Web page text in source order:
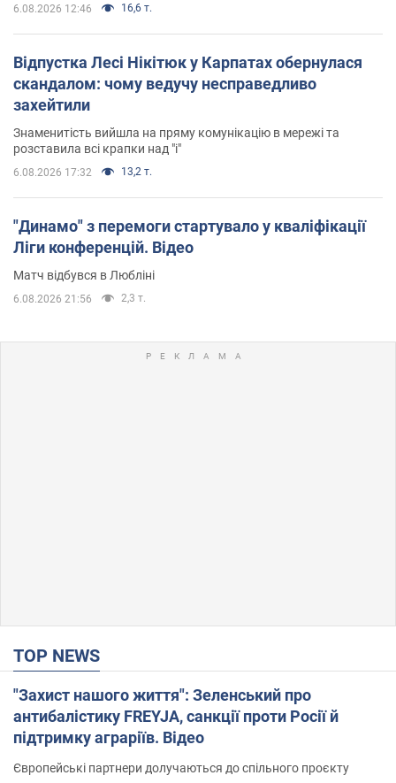
6.08.2026 12:46 16,6 т.
Відпустка Лесі Нікітюк у Карпатах обернулася
скандалом: чому ведучу несправедливо
захейтили
Знаменитість вийшла на пряму комунікацію в мережі та
розставила всі крапки над "і"
6.08.2026 17:32 13,2 т.
"Динамо" з перемоги стартувало у кваліфікації
Ліги конференцій. Відео
Матч відбувся в Любліні
6.08.2026 21:56 2,3 т.
TOP NEWS
"Захист нашого життя": Зеленський про
антибалістику FREYJA, санкції проти Росії й
підтримку аграріїв. Відео
Європейські партнери долучаються до спільного проєкту